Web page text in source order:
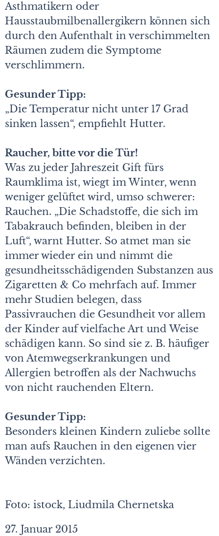
Asthmatikern oder
Hausstaubmilbenallergikern können sich
durch den Aufenthalt in verschimmelten
Räumen zudem die Symptome
verschlimmern.
Gesunder Tipp:
„Die Temperatur nicht unter 17 Grad
sinken lassen“, empfiehlt Hutter.
Raucher, bitte vor die Tür!
Was zu jeder Jahreszeit Gift fürs
Raumklima ist, wiegt im Winter, wenn
weniger gelüftet wird, umso schwerer:
Rauchen. „Die Schadstoffe, die sich im
Tabakrauch befinden, bleiben in der
Luft“, warnt Hutter. So atmet man sie
immer wieder ein und nimmt die
gesundheitsschädigenden Substanzen aus
Zigaretten & Co mehrfach auf. Immer
mehr Studien belegen, dass
Passivrauchen die Gesundheit vor allem
der Kinder auf vielfache Art und Weise
schädigen kann. So sind sie z. B. häufiger
von Atemwegserkrankungen und
Allergien betroffen als der Nachwuchs
von nicht rauchenden Eltern.
Gesunder Tipp:
Besonders kleinen Kindern zuliebe sollte
man aufs Rauchen in den eigenen vier
Wänden verzichten.
Foto: istock, Liudmila Chernetska
27. Januar 2015